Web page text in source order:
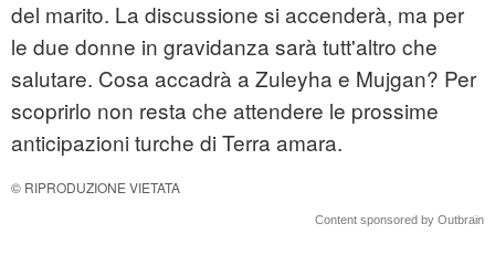
del marito. La discussione si accenderà, ma per
le due donne in gravidanza sarà tutt'altro che
salutare. Cosa accadrà a Zuleyha e Mujgan? Per
scoprirlo non resta che attendere le prossime
anticipazioni turche di Terra amara.
© RIPRODUZIONE VIETATA
Content sponsored by Outbrain